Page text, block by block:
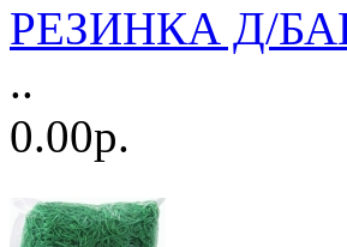
РЕЗИНКА Д/
..
0.00р.